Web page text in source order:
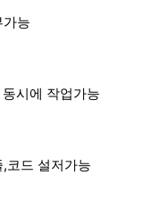
능
시에 작업가능
코드 설저가능